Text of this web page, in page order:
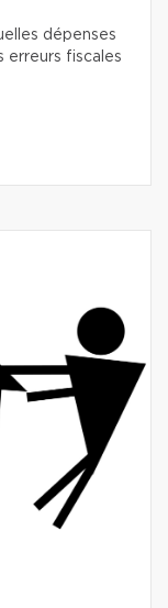
dépenses
erreurs fiscales